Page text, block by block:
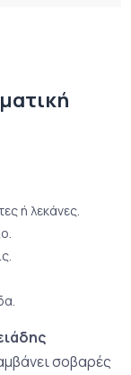
ή λεκάνες.
σοβαρές